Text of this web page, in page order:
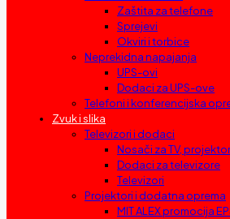
Zaštita za telefone
Sprejevi
Okviri i torbice
Neprekidna napajanja
UPS-ovi
Dodaci za UPS-ove
Telefoni i konferencijska
Zvuk i slika
Televizori i dodaci
Nosači za TV,
Dodaci za televizore
Televizori
Projektori i dodatna oprema
MIT ALEX promocija